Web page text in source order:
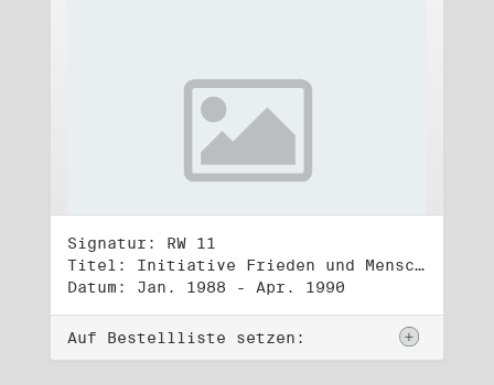
Signatur: RW 11
Titel: Initiative Frieden und Menschenrechte (1)
Datum: Jan. 1988 - Apr. 1990
Auf Bestellliste setzen: